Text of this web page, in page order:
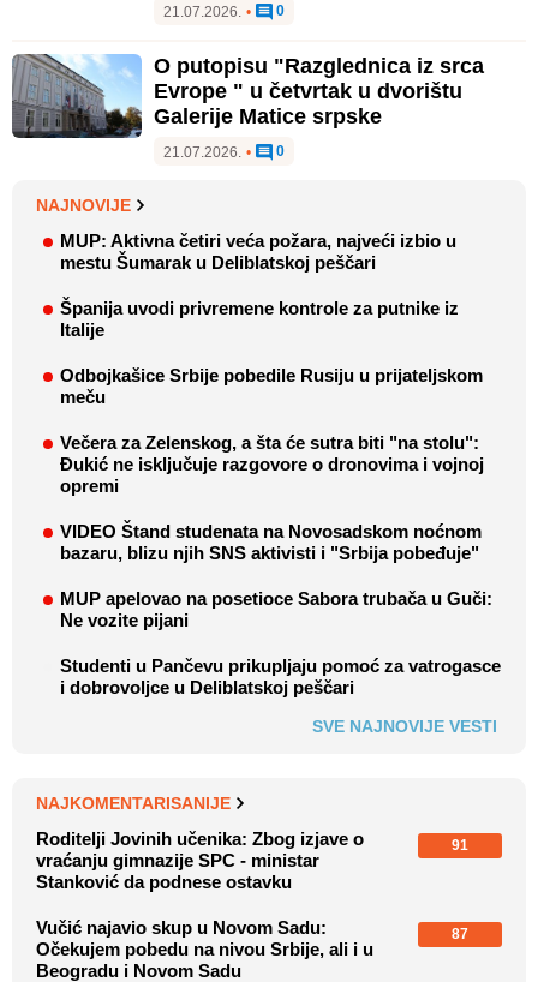
21.07.2026. • 0
O putopisu "Razglednica iz srca
Evrope " u četvrtak u dvorištu
Galerije Matice srpske
21.07.2026. • 0
NAJNOVIJE
MUP: Aktivna četiri veća požara, najveći izbio u
mestu Šumarak u Deliblatskoj peščari
Španija uvodi privremene kontrole za putnike iz
Italije
Odbojkašice Srbije pobedile Rusiju u prijateljskom
meču
Večera za Zelenskog, a šta će sutra biti "na stolu":
Đukić ne isključuje razgovore o dronovima i vojnoj
opremi
VIDEO Štand studenata na Novosadskom noćnom
bazaru, blizu njih SNS aktivisti i "Srbija pobeđuje"
MUP apelovao na posetioce Sabora trubača u Guči:
Ne vozite pijani
Studenti u Pančevu prikupljaju pomoć za vatrogasce
i dobrovoljce u Deliblatskoj peščari
SVE NAJNOVIJE VESTI
NAJKOMENTARISANIJE
Roditelji Jovinih učenika: Zbog izjave o
vraćanju gimnazije SPC - ministar
Stanković da podnese ostavku
91
Vučić najavio skup u Novom Sadu:
Očekujem pobedu na nivou Srbije, ali i u
Beogradu i Novom Sadu
87